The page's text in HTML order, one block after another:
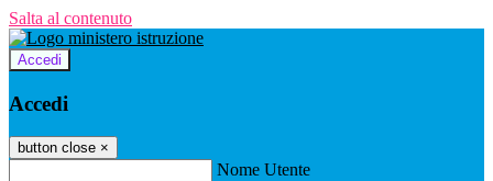
Salta al contenuto
Accedi
Accedi
button close ×
Nome Utente